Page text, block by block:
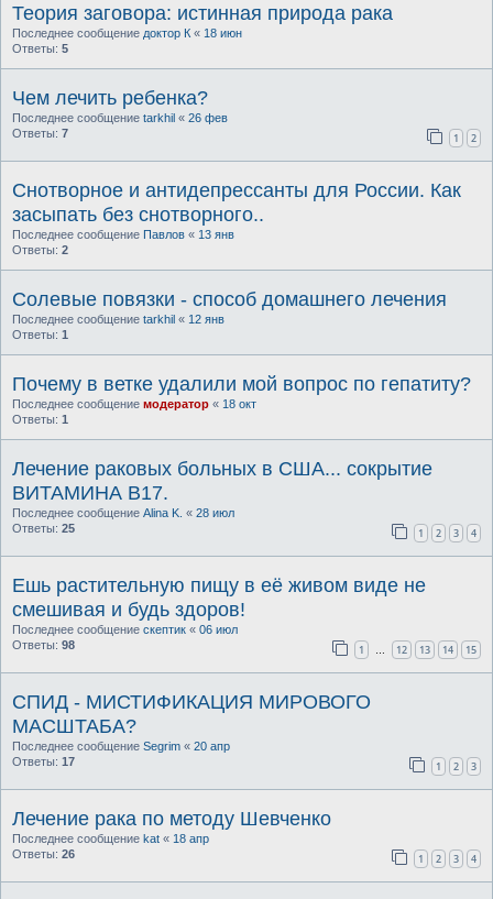
Теория заговора: истинная природа рака
Последнее сообщение доктор К « 18 июн
Ответы: 5
Чем лечить ребенка?
Последнее сообщение tarkhil « 26 фев
Ответы: 7 1 2
Снотворное и антидепрессанты для России. Как
засыпать без снотворного..
Последнее сообщение Павлов « 13 янв
Ответы: 2
Солевые повязки - способ домашнего лечения
Последнее сообщение tarkhil « 12 янв
Ответы: 1
Почему в ветке удалили мой вопрос по гепатиту?
Последнее сообщение модератор « 18 окт
Ответы: 1
Лечение раковых больных в США... сокрытие
ВИТАМИНА В17.
Последнее сообщение Alina K. « 28 июл
Ответы: 25 1 2 3 4
Ешь растительную пищу в её живом виде не
смешивая и будь здоров!
Последнее сообщение скептик « 06 июл
Ответы: 98 1 … 12 13 14 15
СПИД - МИСТИФИКАЦИЯ МИРОВОГО
МАСШТАБА?
Последнее сообщение Segrim « 20 апр
Ответы: 17 1 2 3
Лечение рака по методу Шевченко
Последнее сообщение kat « 18 апр
Ответы: 26 1 2 3 4